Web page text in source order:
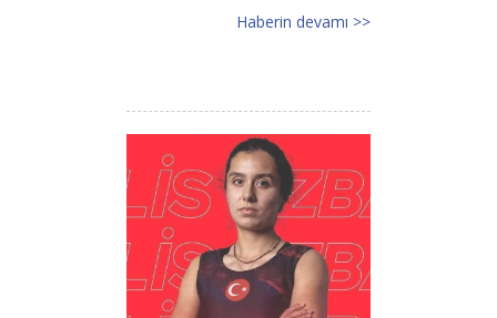
Haberin devamı >>